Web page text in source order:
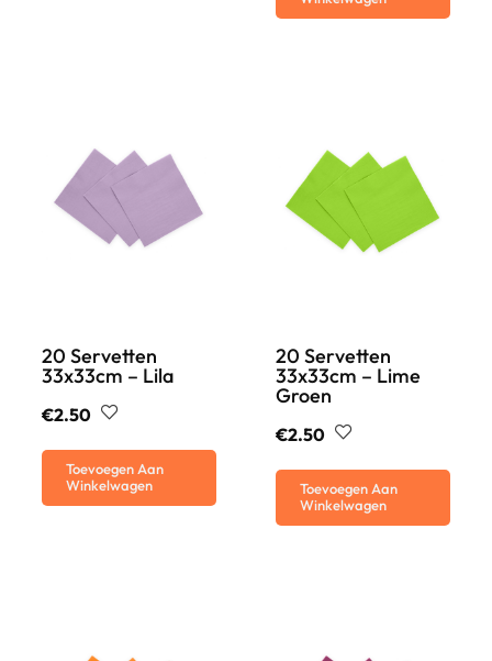
20 Servetten
33x33cm – Lila
€2.50
Toevoegen Aan
Winkelwagen
20 Servetten
33x33cm – Lime
Groen
€2.50
Toevoegen Aan
Winkelwagen